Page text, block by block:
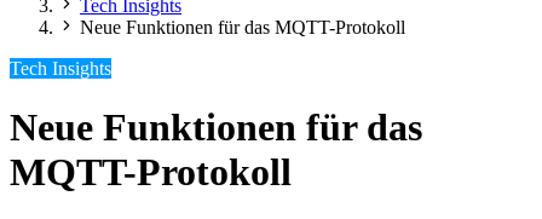
Tech Insights
Neue Funktionen für das MQTT-Protokoll
Tech Insights
Neue Funktionen für das
MQTT-Protokoll